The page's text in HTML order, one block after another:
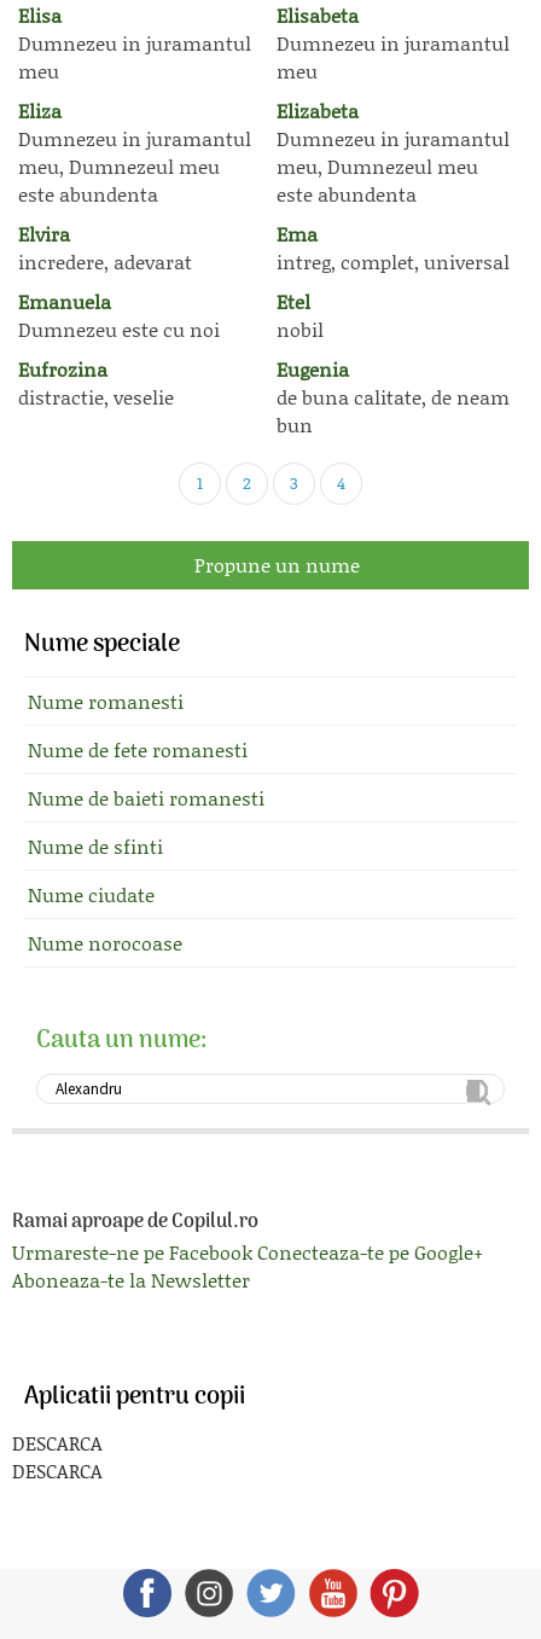
Elisa
Dumnezeu in juramantul
meu
Elisabeta
Dumnezeu in juramantul
meu
Eliza
Dumnezeu in juramantul
meu, Dumnezeul meu
este abundenta
Elizabeta
Dumnezeu in juramantul
meu, Dumnezeul meu
este abundenta
Elvira
incredere, adevarat
Ema
intreg, complet, universal
Emanuela
Dumnezeu este cu noi
Etel
nobil
Eufrozina
distractie, veselie
Eugenia
de buna calitate, de neam
bun
1 2 3 4
Propune un nume
Nume speciale
Nume romanesti
Nume de fete romanesti
Nume de baieti romanesti
Nume de sfinti
Nume ciudate
Nume norocoase
Cauta un nume:
Ramai aproape de Copilul.ro
Urmareste-ne pe FacebookConecteaza-te pe Google+
Aboneaza-te la Newsletter
Aplicatii pentru copii
DESCARCA
DESCARCA